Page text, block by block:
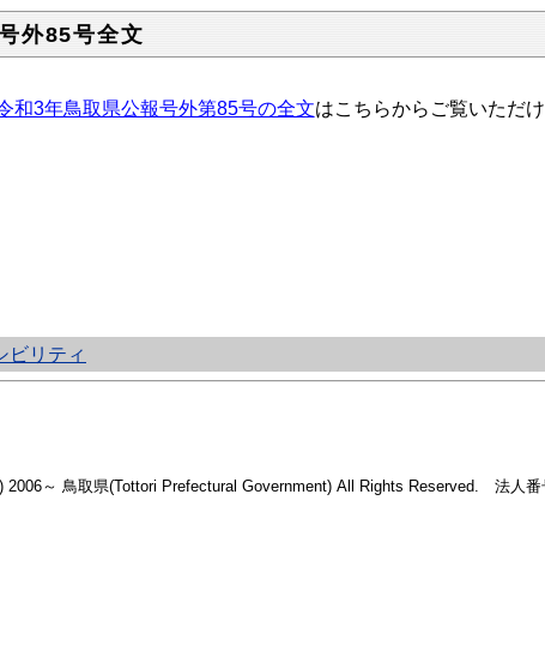
外85号全文
和3年鳥取県公報号外第85号の全文はこちらからご覧いただ
ビリティ
2006～ 鳥取県(Tottori Prefectural Government) All Rights Reserved. 法人番